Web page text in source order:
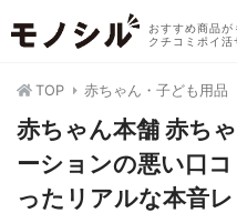
おすすめ商品が
クチコミポイ活
TOP 赤ちゃん・子ども用品
赤ちゃん本舗 赤ち
ーションの悪い口
ったリアルな本音